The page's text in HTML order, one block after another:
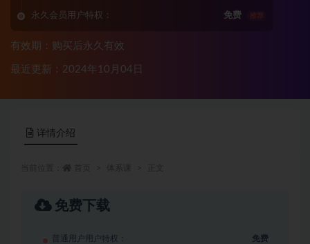
永久会员用户特权： 免费 推荐
有效期：购买后永久有效
最近更新：2024年10月04日
详情介绍
免费下载
普通用户用户特权： 免费